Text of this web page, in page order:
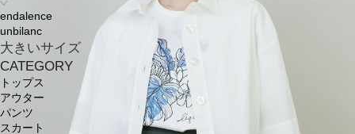
endalence
unbilanc
大きいサイズ
CATEGORY
トップス
アウター
パンツ
スカート